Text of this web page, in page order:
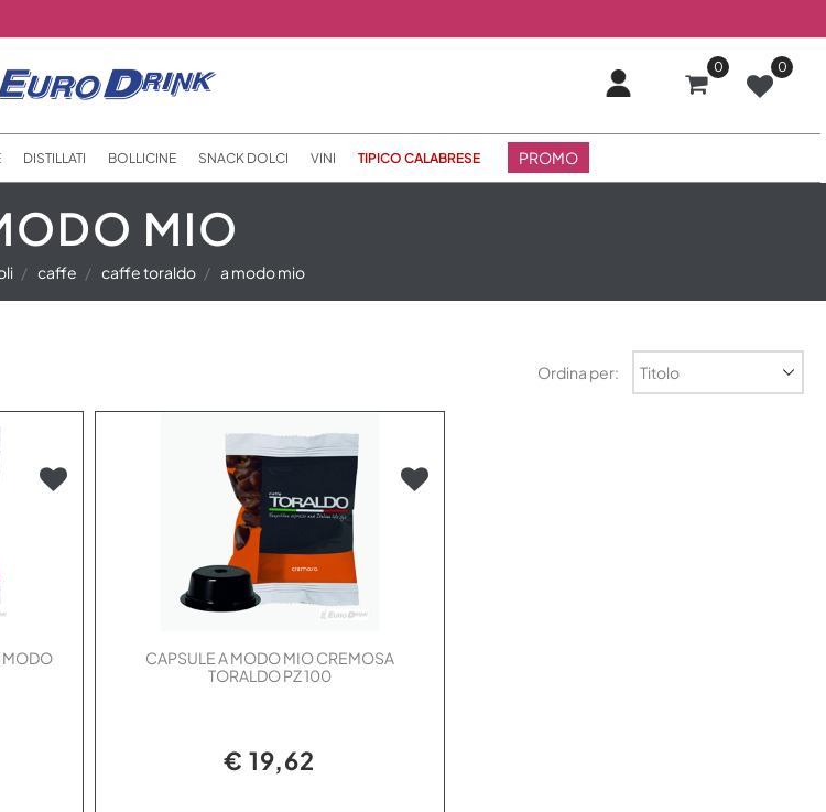
0 0
DISTILLATI BOLLICINE SNACK DOLCI VINI TIPICO CALABRESE PROMO
MIO
caffe caffe toraldo a modo mio
Ordina per:
MODO
CAPSULE A MODO MIO CREMOSA
TORALDO PZ 100
€ 19,62